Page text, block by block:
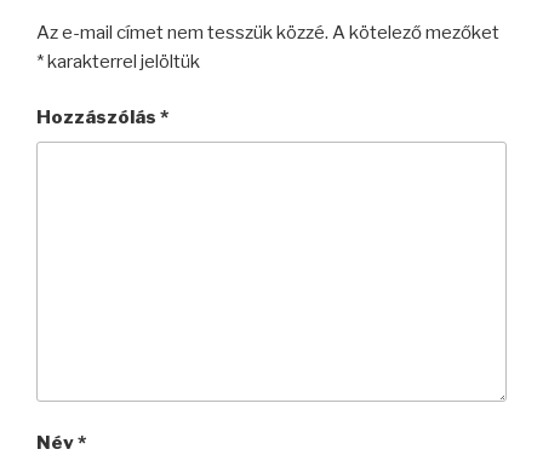
Az e-mail címet nem tesszük közzé. A kötelező mezőket
*karakterrel jelöltük
Hozzászólás *
Név*